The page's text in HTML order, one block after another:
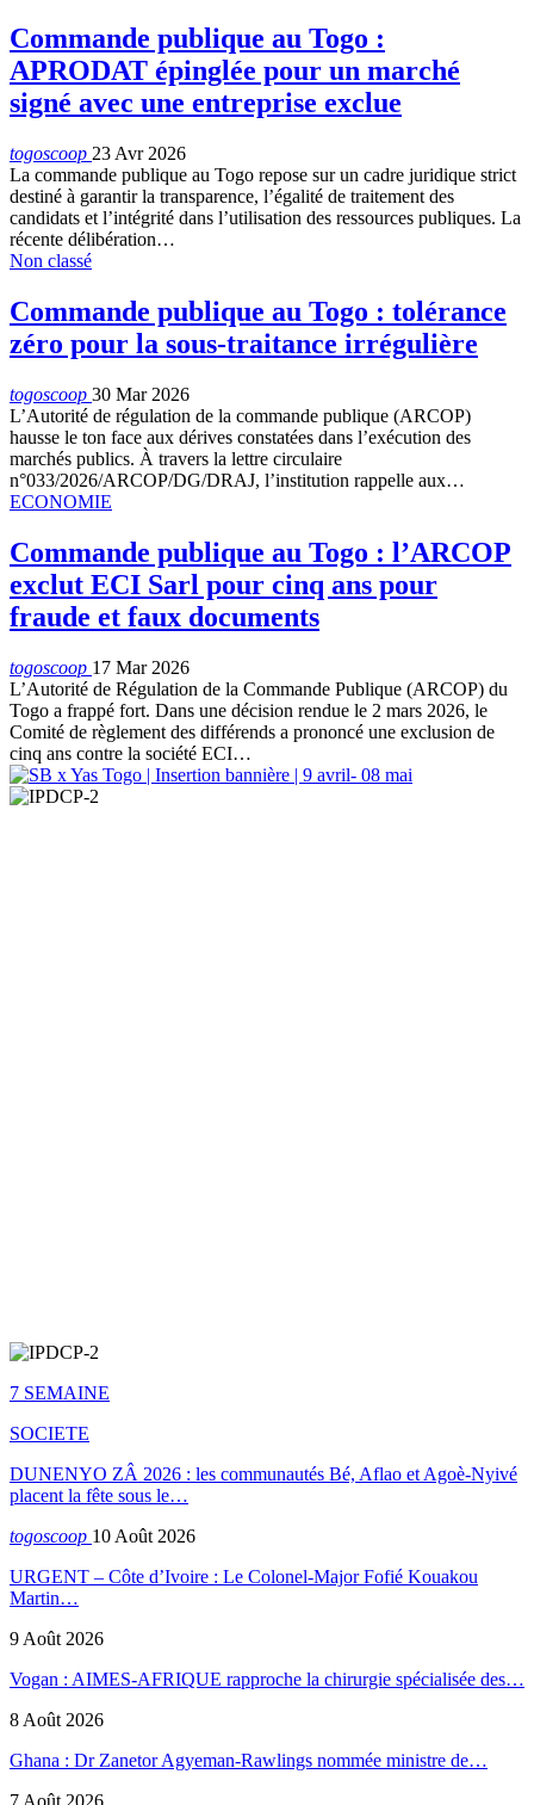
Commande publique au Togo :
APRODAT épinglée pour un marché
signé avec une entreprise exclue
togoscoop 23 Avr 2026
La commande publique au Togo repose sur un cadre juridique strict
destiné à garantir la transparence, l’égalité de traitement des
candidats et l’intégrité dans l’utilisation des ressources publiques. La
récente délibération…
Non classé
Commande publique au Togo : tolérance
zéro pour la sous-traitance irrégulière
togoscoop 30 Mar 2026
L’Autorité de régulation de la commande publique (ARCOP)
hausse le ton face aux dérives constatées dans l’exécution des
marchés publics. À travers la lettre circulaire
n°033/2026/ARCOP/DG/DRAJ, l’institution rappelle aux…
ECONOMIE
Commande publique au Togo : l’ARCOP
exclut ECI Sarl pour cinq ans pour
fraude et faux documents
togoscoop 17 Mar 2026
L’Autorité de Régulation de la Commande Publique (ARCOP) du
Togo a frappé fort. Dans une décision rendue le 2 mars 2026, le
Comité de règlement des différends a prononcé une exclusion de
cinq ans contre la société ECI…
7 SEMAINE
SOCIETE
DUNENYO ZÂ 2026 : les communautés Bé, Aflao et Agoè-Nyivé
placent la fête sous le…
togoscoop 10 Août 2026
URGENT – Côte d’Ivoire : Le Colonel-Major Fofié Kouakou
Martin…
9 Août 2026
Vogan : AIMES-AFRIQUE rapproche la chirurgie spécialisée des…
8 Août 2026
Ghana : Dr Zanetor Agyeman-Rawlings nommée ministre de…
7 Août 2026